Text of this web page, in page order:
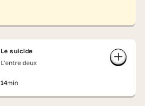
Le suicide
L'entre deux
14min